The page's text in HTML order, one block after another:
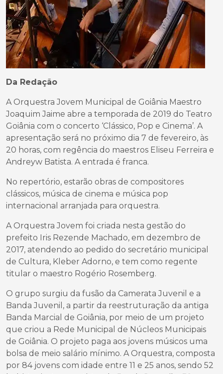
Da Redação
A Orquestra Jovem Municipal de Goiânia Maestro
Joaquim Jaime abre a temporada de 2019 do Teatro
Goiânia com o concerto ‘Clássico, Pop e Cinema’. A
apresentação será no próximo dia 7 de fevereiro, às
20 horas, com regência do maestros Eliseu Ferreira e
Andreyw Batista. A entrada é franca.
No repertório, estarão obras de compositores
clássicos, música de cinema e música pop
internacional arranjada para orquestra.
A Orquestra Jovem foi criada nesta gestão do
prefeito Iris Rezende Machado, em dezembro de
2017, atendendo ao pedido do secretário municipal
de Cultura, Kleber Adorno, e tem como regente
titular o maestro Rogério Rosemberg.
O grupo surgiu da fusão da Camerata Juvenil e a
Banda Juvenil, a partir da reestruturação da antiga
Banda Marcial de Goiânia, por meio de um projeto
que criou a Rede Municipal de Núcleos Municipais
de Goiânia. O projeto paga aos jovens músicos uma
bolsa de meio salário mínimo. A Orquestra, composta
por 84 jovens com idade entre 11 e 25 anos, sendo 52